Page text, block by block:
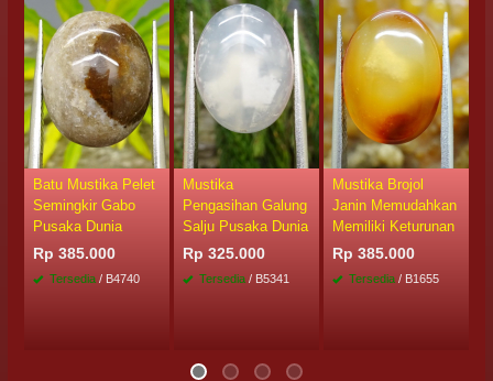
Batu Mustika Pelet
Semingkir Gabo
Pusaka Dunia
Rp 385.000
Tersedia / B4740
Mustika
Pengasihan Galung
Salju Pusaka Dunia
Rp 325.000
Tersedia / B5341
Mustika Brojol
Janin Memudahkan
Memiliki Keturunan
Rp 385.000
Tersedia / B1655